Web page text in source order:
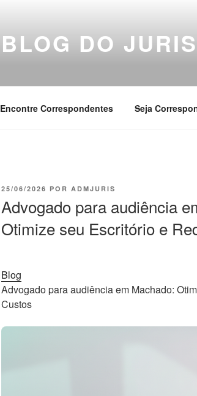
BLOG DO JURIS
Encontre Correspondentes Seja
PUBLICADO
25/06/2026 POR ADMJURIS
Advogado para audiência
Otimize seu Escritório e
Blog
Advogado para audiência em Machado:
Custos